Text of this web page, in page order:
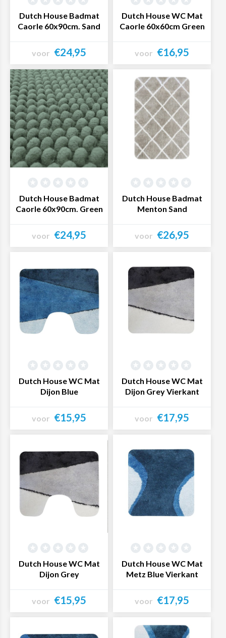
badtextiel assortiment en bestel eenvoudig online jouw
badlinnen!
Dutch House Badmat
Caorle 60x90cm. Sand
voor €24,95
Bekijk product
Dutch House WC Mat
Caorle 60x60cm Green
voor €16,95
Bekijk product
Dutch House Badmat
Caorle 60x90cm. Green
voor €24,95
Dutch House Badmat
Menton Sand
voor €26,95
Dutch House WC Mat
Dijon Blue
voor €15,95
Dutch House WC Mat
Dijon Grey Vierkant
voor €17,95
Dutch House WC Mat
Dijon Grey
voor €15,95
Dutch House WC Mat
Metz Blue Vierkant
voor €17,95
Bekijk product